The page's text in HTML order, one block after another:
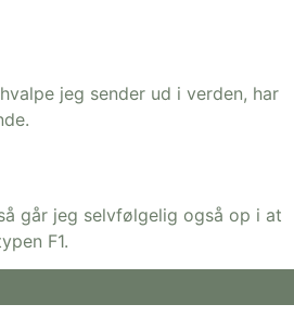
jeg sender ud i verden, har
går jeg selvfølgelig også op i at
F1.